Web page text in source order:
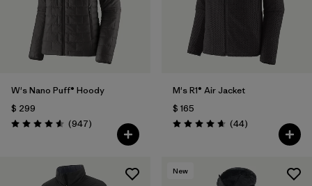
W's Nano Puff® Hoody
$ 299
Valoración: 4.6 / 5
(947Comentarios
)
M's R1® Air Jacket
$ 165
Valoración: 4.7 / 5
(44Comentarios
)
New